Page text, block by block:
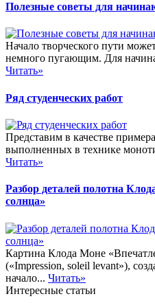
Полезные советы для
Начало творческого пути
немного пугающим. Для
Читать»
Ряд студенческих работ
Представим в качестве
выполненных в технике
Читать»
Разбор деталей полотна
солнца»
Картина Клода Моне
(«Impression, soleil levant»),
начало... Читать»
Интересные статьи